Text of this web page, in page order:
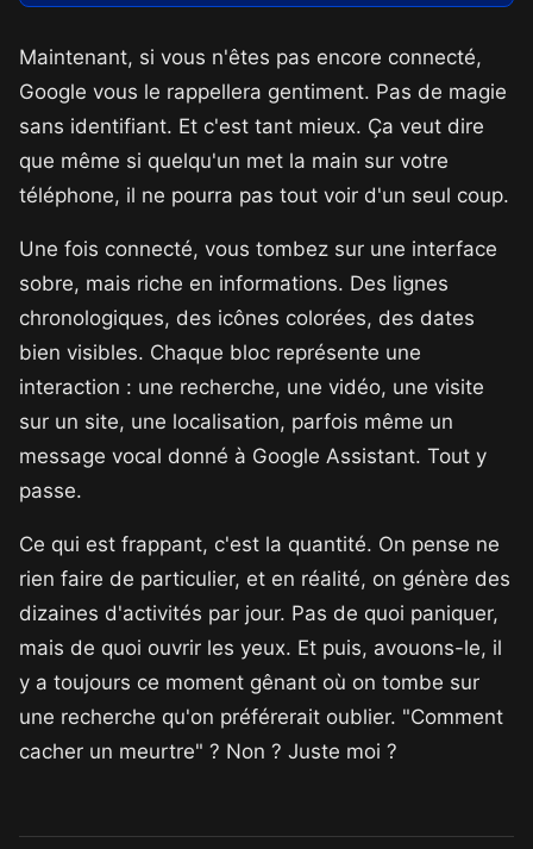
Maintenant, si vous n'êtes pas encore connecté,
Google vous le rappellera gentiment. Pas de magie
sans identifiant. Et c'est tant mieux. Ça veut dire
que même si quelqu'un met la main sur votre
téléphone, il ne pourra pas tout voir d'un seul coup.
Une fois connecté, vous tombez sur une interface
sobre, mais riche en informations. Des lignes
chronologiques, des icônes colorées, des dates
bien visibles. Chaque bloc représente une
interaction : une recherche, une vidéo, une visite
sur un site, une localisation, parfois même un
message vocal donné à Google Assistant. Tout y
passe.
Ce qui est frappant, c'est la quantité. On pense ne
rien faire de particulier, et en réalité, on génère des
dizaines d'activités par jour. Pas de quoi paniquer,
mais de quoi ouvrir les yeux. Et puis, avouons-le, il
y a toujours ce moment gênant où on tombe sur
une recherche qu'on préférerait oublier. "Comment
cacher un meurtre" ? Non ? Juste moi ?